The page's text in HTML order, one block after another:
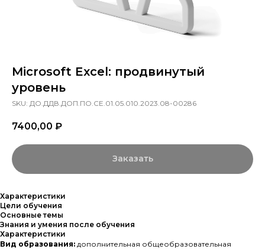
Microsoft Excel: продвинутый
уровень
SKU: ДО.ДДВ.ДОП.ПО.СЕ.01.05.010.2023.08-00286
7400,00 ₽
Заказать
Характеристики
Цели обучения
Основные темы
Знания и умения после обучения
Характеристики
Вид образования: дополнительная общеобразовательная